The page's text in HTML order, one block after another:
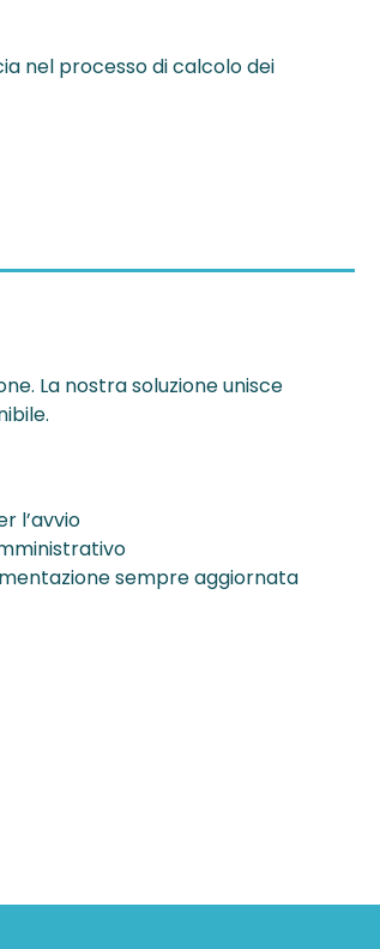
nel processo di calcolo dei
La nostra soluzione unisce
l’avvio
sempre aggiornata